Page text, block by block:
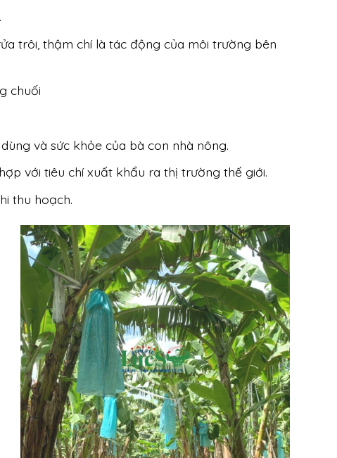
trôi, thậm chí là tác động của môi trường bên
chuối
và sức khỏe của bà con nhà nông.
với tiêu chí xuất khẩu ra thị trường thế giới.
thu hoạch.